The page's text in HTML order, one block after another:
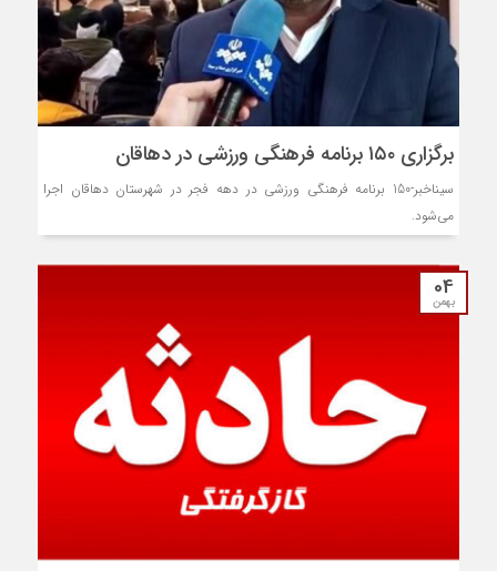
برگزاری ۱۵۰ برنامه فرهنگی ورزشی در دهاقان
سیناخبر-150 برنامه فرهنگی ورزشی در دهه فجر در شهرستان دهاقان اجرا
می‌شود.
04
بهمن